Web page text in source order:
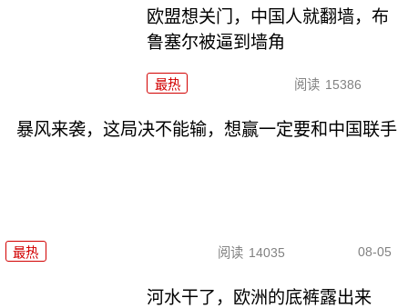
欧盟想关门，中国人就翻墙，布
鲁塞尔被逼到墙角
最热 阅读 15386
暴风来袭，这局决不能输，想赢一定要和中国联手
最热 阅读 14035 08-05
河水干了，欧洲的底裤露出来